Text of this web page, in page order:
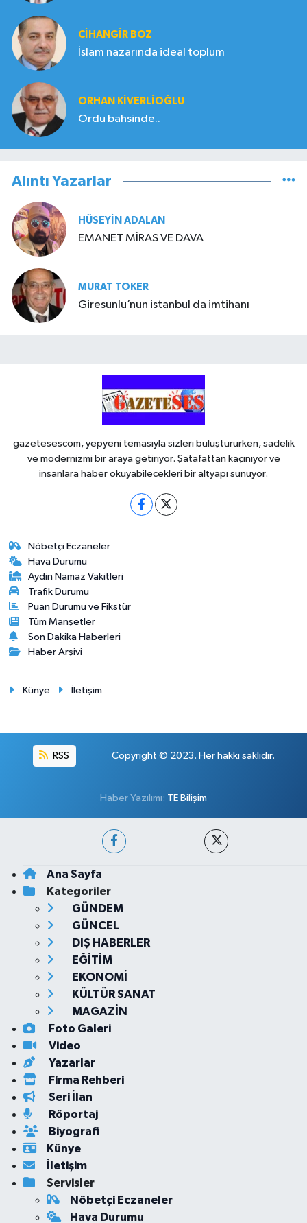
CIHANGIR BOZ
İslam nazarında ideal toplum
ORHAN KIVERLIOĞLU
Ordu bahsinde..
Alıntı Yazarlar
HÜSEYIN ADALAN
EMANET MİRAS VE DAVA
MURAT TOKER
Giresunlu’nun istanbul da imtihanı
gazetesescom, yepyeni temasıyla sizleri buluştururken, sadelik
ve modernizmi bir araya getiriyor. Şatafattan kaçınıyor ve
insanlara haber okuyabilecekleri bir altyapı sunuyor.
Nöbetçi Eczaneler
Hava Durumu
Aydin Namaz Vakitleri
Trafik Durumu
Puan Durumu ve Fikstür
Tüm Manşetler
Son Dakika Haberleri
Haber Arşivi
Künye İletişim
RSS Copyright © 2023. Her hakkı saklıdır.
Haber Yazılımı: TE Bilişim
Ana Sayfa
Kategoriler
GÜNDEM
GÜNCEL
DIŞ HABERLER
EĞİTİM
EKONOMİ
KÜLTÜR SANAT
MAGAZİN
Foto Galeri
Video
Yazarlar
Firma Rehberi
Seri İlan
Röportaj
Biyografi
Künye
İletişim
Servisler
Nöbetçi Eczaneler
Hava Durumu